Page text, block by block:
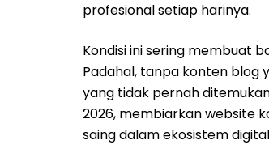
profesional setiap harinya.
Kondisi ini sering membuat
Padahal, tanpa konten blog
yang tidak pernah
2026, membiarkan website
saing dalam ekosistem